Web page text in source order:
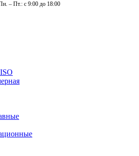
– Пт.: с 9:00 до 18:00